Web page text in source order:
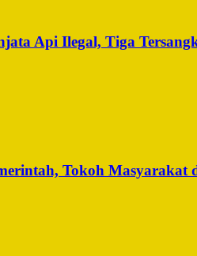
Api Ilegal, Tiga
Tokoh Masyarakat